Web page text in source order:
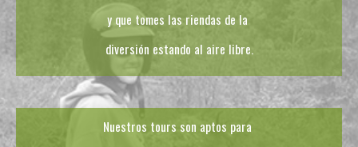
y que tomes las riendas de la
diversión estando al aire libre.
Nuestros tours son aptos para